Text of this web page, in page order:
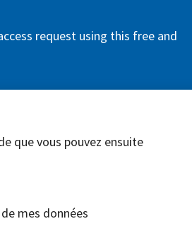
request using this free and
que vous pouvez ensuite
mes données